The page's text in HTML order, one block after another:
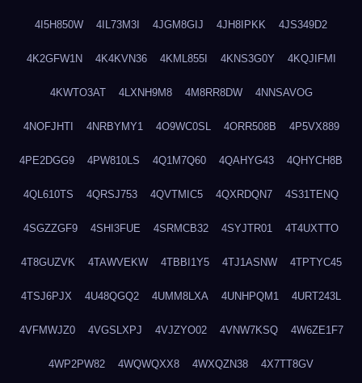
4I5H850W 4IL73M3I 4JGM8GIJ 4JH8IPKK 4JS349D2
4K2GFW1N 4K4KVN36 4KML855I 4KNS3G0Y 4KQJIFMI
4KWTO3AT 4LXNH9M8 4M8RR8DW 4NNSAVOG
4NOFJHTI 4NRBYMY1 4O9WC0SL 4ORR508B 4P5VX889
4PE2DGG9 4PW810LS 4Q1M7Q60 4QAHYG43 4QHYCH8B
4QL610TS 4QRSJ753 4QVTMIC5 4QXRDQN7 4S31TENQ
4SGZZGF9 4SHI3FUE 4SRMCB32 4SYJTR01 4T4UXTTO
4T8GUZVK 4TAWVEKW 4TBBI1Y5 4TJ1ASNW 4TPTYC45
4TSJ6PJX 4U48QGQ2 4UMM8LXA 4UNHPQM1 4URT243L
4VFMWJZ0 4VGSLXPJ 4VJZYO02 4VNW7KSQ 4W6ZE1F7
4WP2PW82 4WQWQXX8 4WXQZN38 4X7TT8GV